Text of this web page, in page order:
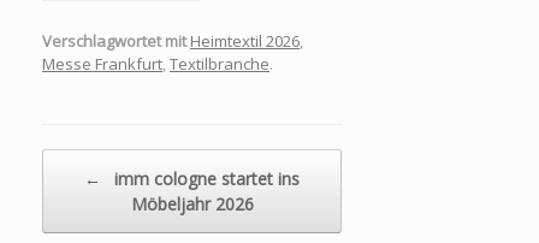
nachhaltiges
Design: Patricia
2026
Verschlagwortet mit Heimtextil 2026,
Messe Frankfurt,Textilbranche.
←
imm cologne startet ins
Möbeljahr 2026